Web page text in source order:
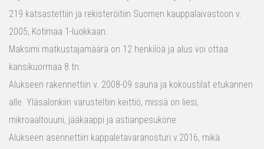
219 katsastettiin ja rekisteröitiin Suomen kauppalaivastoon v.
2005, Kotimaa 1-luokkaan.
Maksimi matkustajamäärä on 12 henkilöä ja alus voi ottaa
kansikuormaa 8 tn.
Alukseen rakennettiin v. 2008-09 sauna ja kokoustilat etukannen
alle. Yläsalonkiin varusteltiin keittiö, missä on liesi,
mikroaaltouuni, jääkaappi ja astianpesukone.
Alukseen asennettiin kappaletavaranosturi v.2016, mikä